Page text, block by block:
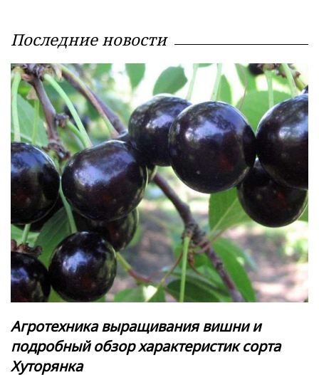
Последние новости
Агротехника выращивания вишни и
подробный обзор характеристик сорта
Хуторянка